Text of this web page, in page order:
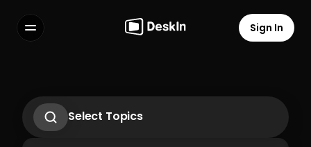
Sign In
Select Topics